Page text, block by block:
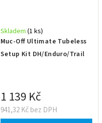
Muc-Off Ultimate Tubeless
Setup Kit DH/Enduro/Trail
Skladem (1 ks)
941,32 Kč bez DPH
1 139 Kč